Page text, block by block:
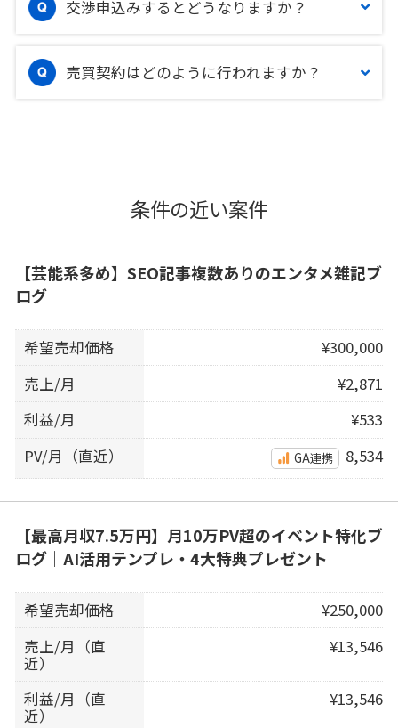
交渉申込みするとどうなりますか？
売買契約はどのように行われますか？
条件の近い案件
【芸能系多め】SEO記事複数ありのエンタメ雑記ブ
ログ
希望売却価格
¥300,000
売上/月
¥2,871
利益/月
¥533
PV/月（直近）
GA連携 8,534
【最高月収7.5万円】月10万PV超のイベント特化ブ
ログ｜AI活用テンプレ・4大特典プレゼント
希望売却価格
¥250,000
売上/月（直
近）
¥13,546
利益/月（直
近）
¥13,546